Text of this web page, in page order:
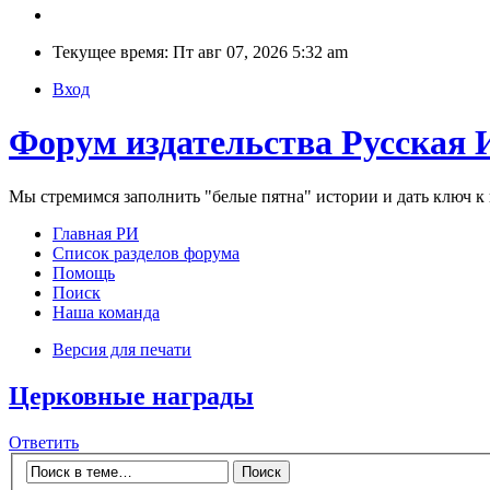
Текущее время: Пт авг 07, 2026 5:32 am
Вход
Форум издательства Русская
Мы стремимся заполнить "белые пятна" истории и дать ключ
Главная РИ
Список разделов форума
Помощь
Поиск
Наша команда
Версия для печати
Церковные награды
Ответить